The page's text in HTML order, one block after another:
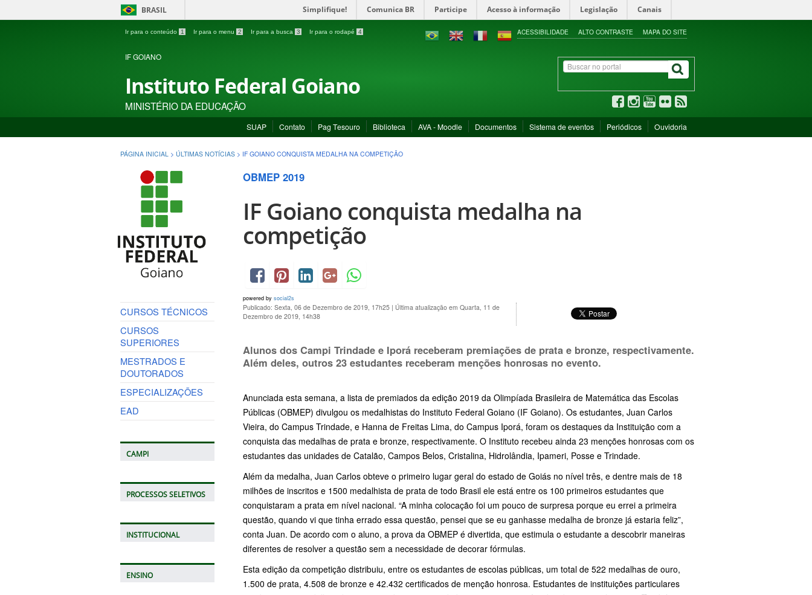
BRASIL Simplifique! Comunica BR Participe Acesso à informação Legislação Canais
Ir para o conteúdo 1 Ir para o menu 2 Ir para a busca 3 Ir para o rodapé 4 ACESSIBILIDADE ALTO CONTRASTE MAPA DO SITE
IF GOIANO
Instituto Federal Goiano
MINISTÉRIO DA EDUCAÇÃO
SUAP Contato Pag Tesouro Biblioteca AVA - Moodle Documentos Sistema de eventos Periódicos Ouvidoria
PÁGINA INICIAL > ÚLTIMAS NOTÍCIAS > IF GOIANO CONQUISTA MEDALHA NA COMPETIÇÃO
CURSOS TÉCNICOS
CURSOS
SUPERIORES
MESTRADOS E
DOUTORADOS
ESPECIALIZAÇÕES
EAD
CAMPI
PROCESSOS SELETIVOS
INSTITUCIONAL
ENSINO
OBMEP 2019
IF Goiano conquista medalha na
competição
powered by social2s
Publicado: Sexta, 06 de Dezembro de 2019, 17h25 | Última atualização em Quarta, 11 de
Dezembro de 2019, 14h38
Alunos dos Campi Trindade e Iporá receberam premiações de prata e bronze, respectivamente.
Além deles, outros 23 estudantes receberam menções honrosas no evento.
Anunciada esta semana, a lista de premiados da edição 2019 da Olimpíada Brasileira de Matemática das Escolas
Públicas (OBMEP) divulgou os medalhistas do Instituto Federal Goiano (IF Goiano). Os estudantes, Juan Carlos
Vieira, do Campus Trindade, e Hanna de Freitas Lima, do Campus Iporá, foram os destaques da Instituição com a
conquista das medalhas de prata e bronze, respectivamente. O Instituto recebeu ainda 23 menções honrosas com os
estudantes das unidades de Catalão, Campos Belos, Cristalina, Hidrolândia, Ipameri, Posse e Trindade.
Além da medalha, Juan Carlos obteve o primeiro lugar geral do estado de Goiás no nível três, e dentre mais de 18
milhões de inscritos e 1500 medalhista de prata de todo Brasil ele está entre os 100 primeiros estudantes que
conquistaram a prata em nível nacional. “A minha colocação foi um pouco de surpresa porque eu errei a primeira
questão, quando vi que tinha errado essa questão, pensei que se eu ganhasse medalha de bronze já estaria feliz”,
conta Juan. De acordo com o aluno, a prova da OBMEP é divertida, que estimula o estudante a descobrir maneiras
diferentes de resolver a questão sem a necessidade de decorar fórmulas.
Esta edição da competição distribuiu, entre os estudantes de escolas públicas, um total de 522 medalhas de ouro,
1.500 de prata, 4.508 de bronze e 42.432 certificados de menção honrosa. Estudantes de instituições particulares